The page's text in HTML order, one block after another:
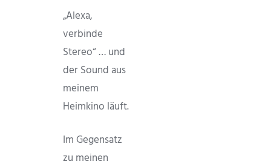
„Alexa,
verbinde
Stereo“ … und
der Sound aus
meinem
Heimkino läuft.
Im Gegensatz
zu meinen